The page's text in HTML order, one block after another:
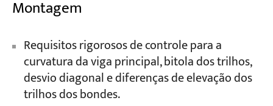
Montagem
Requisitos rigorosos de controle para a
curvatura da viga principal, bitola dos trilhos,
desvio diagonal e diferenças de elevação dos
trilhos dos bondes.